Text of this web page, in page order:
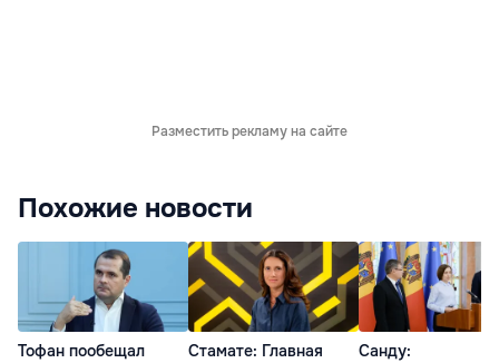
Разместить рекламу на сайте
Похожие новости
Тофан пообещал
Стамате: Главная
Санду: